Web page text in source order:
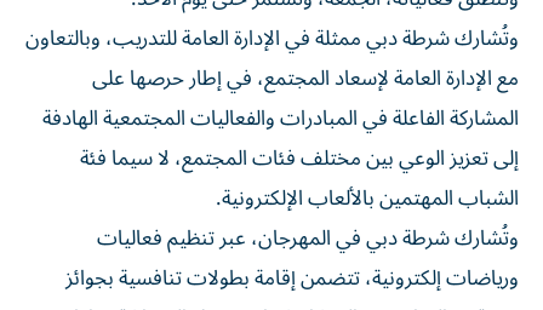
وتُشارك شرطة دبي ممثلة في الإدارة العامة للتدريب، وبالتعاون
مع الإدارة العامة لإسعاد المجتمع، في إطار حرصها على
المشاركة الفاعلة في المبادرات والفعاليات المجتمعية الهادفة
إلى تعزيز الوعي بين مختلف فئات المجتمع، لا سيما فئة
الشباب المهتمين بالألعاب الإلكترونية.
وتُشارك شرطة دبي في المهرجان، عبر تنظيم فعاليات
ورياضات إلكترونية، تتضمن إقامة بطولات تنافسية بجوائز